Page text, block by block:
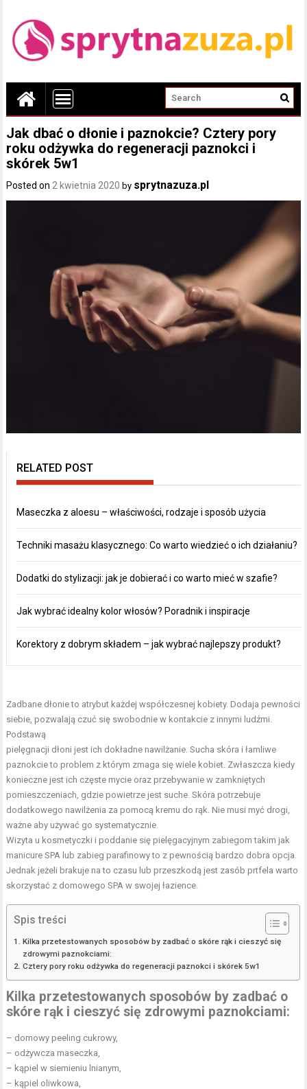
Jak dbać o dłonie i paznokcie? Cztery pory
roku odżywka do regeneracji paznokci i
skórek 5w1
Posted on 2 kwietnia 2020 by sprytnazuza.pl
RELATED POST
Maseczka z aloesu – właściwości, rodzaje i sposób użycia
Techniki masażu klasycznego: Co warto wiedzieć o ich działaniu?
Dodatki do stylizacji: jak je dobierać i co warto mieć w szafie?
Jak wybrać idealny kolor włosów? Poradnik i inspiracje
Korektory z dobrym składem – jak wybrać najlepszy produkt?
Zadbane dłonie to atrybut każdej współczesnej kobiety. Dodaja pewności
siebie, pozwalają czuć się swobodnie w kontakcie z innymi ludźmi.
Podstawą
pielęgnacji dłoni jest ich dokładne nawilżanie. Sucha skóra i łamliwe
paznokcie to problem z którym zmaga się wiele kobiet. Zwłaszcza kiedy
konieczne jest ich częste mycie oraz przebywanie w zamkniętych
pomieszczeniach, gdzie powietrze jest suche. Skóra potrzebuje
dodatkowego nawilżenia za pomocą kremu do rąk. Nie musi myć drogi,
ważne aby używać go systematycznie.
Wizyta u kosmetyczki i poddanie się pielęgacyjnym zabiegom takim jak
manicure SPA lub zabieg parafinowy to z pewnością bardzo dobra opcja.
Jednak jeżeli brakuje na to czasu lub przeszkodą jest zasób prtfela warto
skorzystać z domowego SPA w swojej łazience.
Spis treści
Kilka przetestowanych sposobów by zadbać o skóre rąk i cieszyć się
zdrowymi paznokciami:
Cztery pory roku odżywka do regeneracji paznokci i skórek 5w1
Kilka przetestowanych sposobów by zadbać o
skóre rąk i cieszyć się zdrowymi paznokciami:
– domowy peeling cukrowy,
– odżywcza maseczka,
– kąpiel w siemieniu lnianym,
– kąpiel oliwkowa,